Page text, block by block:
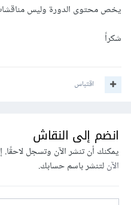
يخص محتوى الدورة وليس
شكراً
اقتباس
انضم إلى النقاش
يمكنك أن تنشر الآن وتسجل
الآنلتنشر باسم حسابك.